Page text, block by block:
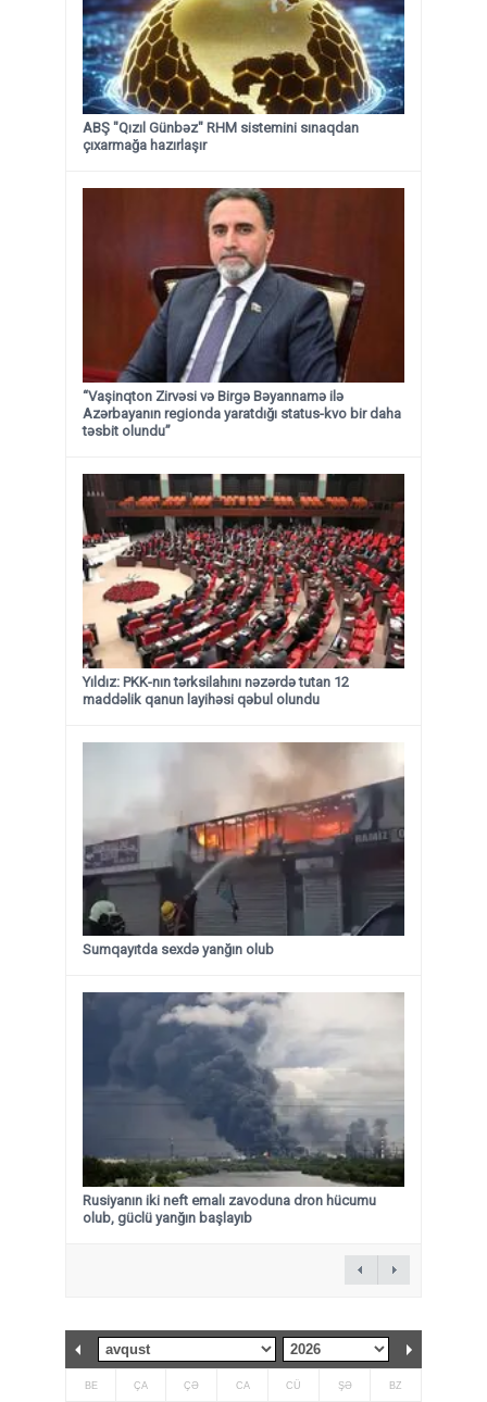
ABŞ "Qızıl Günbəz" RHM sistemini sınaqdan
çıxarmağa hazırlaşır
“Vaşinqton Zirvəsi və Birgə Bəyannamə ilə
Azərbayanın regionda yaratdığı status-kvo bir daha
təsbit olundu”
Yıldız: PKK-nın tərksilahını nəzərdə tutan 12
maddəlik qanun layihəsi qəbul olundu ​​​​​​​
Sumqayıtda sexdə yanğın olub
Rusiyanın iki neft emalı zavoduna dron hücumu
olub, güclü yanğın başlayıb
BE ÇA ÇƏ CA CÜ ŞƏ BZ